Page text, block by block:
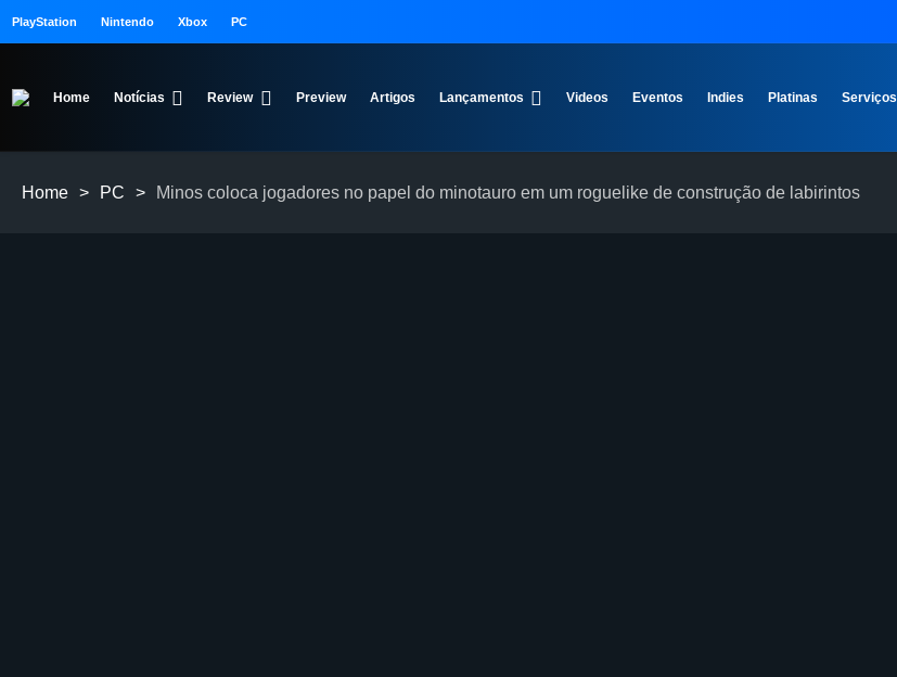
PlayStation Nintendo Xbox PC
Home Notícias Review Preview Artigos Lançamentos Videos Eventos Indies Platinas Serviços
Home > PC > Minos coloca jogadores no papel do minotauro em um roguelike de construção de labirintos